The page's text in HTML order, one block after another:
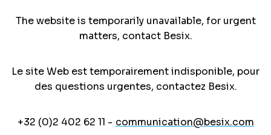
The website is temporarily unavailable, for urgent
matters, contact Besix.
Le site Web est temporairement indisponible, pour
des questions urgentes, contactez Besix.
+32 (0)2 402 62 11 - communication@besix.com